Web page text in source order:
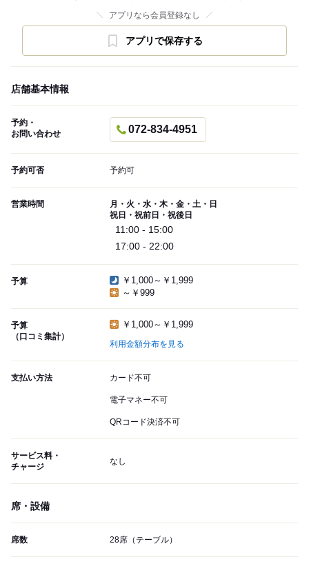
アプリなら会員登録なし
アプリで保存する
店舗基本情報
予約・
お問い合わせ
072-834-4951
予約可否 予約可
営業時間
月・火・水・木・金・土・日
祝日・祝前日・祝後日
11:00 - 15:00
17:00 - 22:00
予算
￥1,000～￥1,999
～￥999
予算
（口コミ集計）
￥1,000～￥1,999
利用金額分布を見る
支払い方法 カード不可
電子マネー不可
QRコード決済不可
サービス料・
チャージ
なし
席・設備
席数 28席（テーブル）